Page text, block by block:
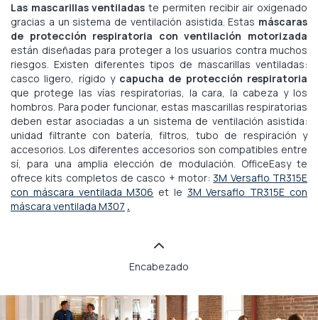
Las mascarillas ventiladas te permiten recibir air oxigenado
gracias a un sistema de ventilación asistida. Estas máscaras
de protección respiratoria con ventilación motorizada
están diseñadas para proteger a los usuarios contra muchos
riesgos. Existen diferentes tipos de mascarillas ventiladas:
casco ligero, rígido y capucha de protección respiratoria
que protege las vías respiratorias, la cara, la cabeza y los
hombros. Para poder funcionar, estas mascarillas respiratorias
deben estar asociadas a un sistema de ventilación asistida:
unidad filtrante con batería, filtros, tubo de respiración y
accesorios. Los diferentes accesorios son compatibles entre
sí, para una amplia elección de modulación. OfficeEasy te
ofrece kits completos de casco + motor: 3M Versaflo TR315E
con máscara ventilada M306 et le 3M Versaflo TR315E con
máscara ventilada M307 .
Encabezado